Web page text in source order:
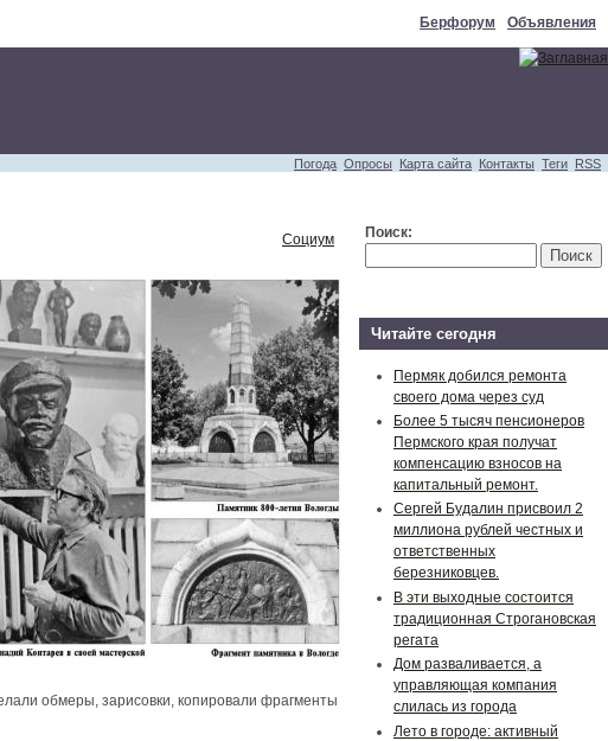
Берфорум Объявления
Погода Опросы Карта сайта Контакты Теги RSS
Социум
обмеры, зарисовки, копировали фрагменты
Поиск:
Читайте сегодня
Пермяк добился ремонта
своего дома через суд
Более 5 тысяч пенсионеров
Пермского края получат
компенсацию взносов на
капитальный ремонт.
Сергей Будалин присвоил 2
миллиона рублей честных и
ответственных
березниковцев.
В эти выходные состоится
традиционная Строгановская
регата
Дом разваливается, а
управляющая компания
слилась из города
Лето в городе: активный